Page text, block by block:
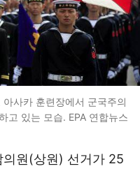
사카 훈련장에서 군국주의
고 있는 모습. EPA 연합뉴스
의원(상원) 선거가 25